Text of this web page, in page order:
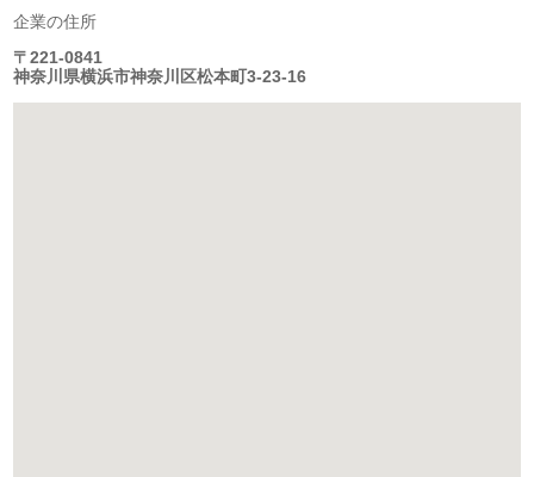
企業の住所
〒221-0841
神奈川県横浜市神奈川区松本町3-23-16